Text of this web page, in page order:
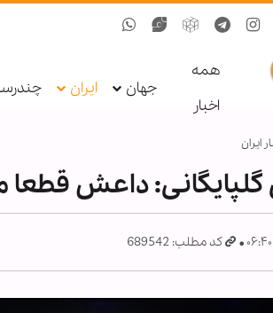
همه
اخبار
جهان ایران
ایران
داعش قطعا
کد مطلب: 689542